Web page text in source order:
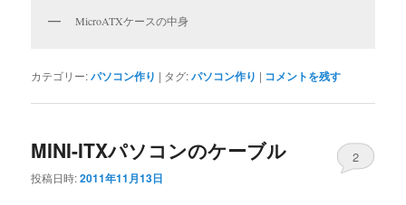
MicroATXケースの中身
カテゴリー:パソコン作り | タグ:パソコン作り | コメントを残す
MINI-ITXパソコンのケーブル
投稿日時:2011年11月13日
2